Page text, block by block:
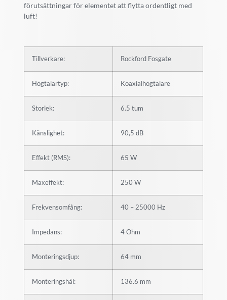
förutsättningar för elementet att flytta ordentligt med
luft!
Tillverkare: Rockford Fosgate
Högtalartyp: Koaxialhögtalare
Storlek: 6.5 tum
Känslighet: 90,5 dB
Effekt (RMS): 65 W
Maxeffekt: 250 W
Frekvensomfång: 40 – 25000 Hz
Impedans: 4 Ohm
Monteringsdjup: 64 mm
Monteringshål: 136.6 mm